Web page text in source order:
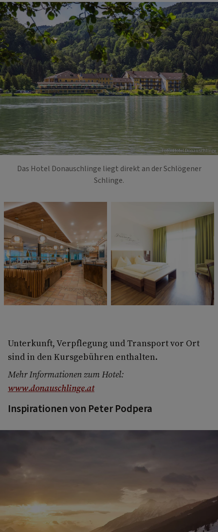
Foto: Hotel Donauschlinge
Das Hotel Donauschlinge liegt direkt an der Schlögener
Schlinge.
Unterkunft, Verpflegung und Transport vor Ort
sind in den Kursgebühren enthalten.
Mehr Informationen zum Hotel:
www.donauschlinge.at
Inspirationen von Peter Podpera